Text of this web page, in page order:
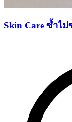
Skin Care ซ้ำไม่